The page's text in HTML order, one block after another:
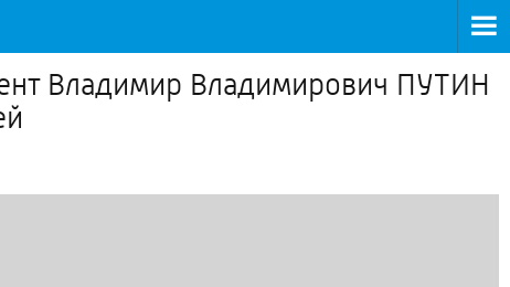
Владимир Владимирович ПУТИН